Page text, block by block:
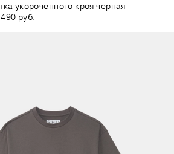
укороченного кроя чёрная
руб.